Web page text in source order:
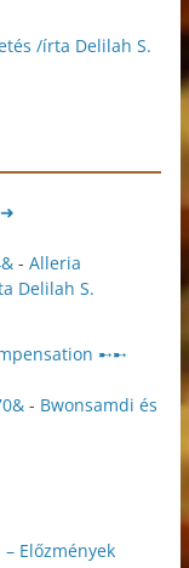
/írta Delilah S.
➜
- Alleria
Delilah S.
➸➸
- Bwonsamdi és
Előzmények